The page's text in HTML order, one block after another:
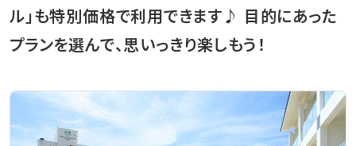
ル」も特別価格で利用できます♪ 目的にあった
プランを選んで、思いっきり楽しもう！